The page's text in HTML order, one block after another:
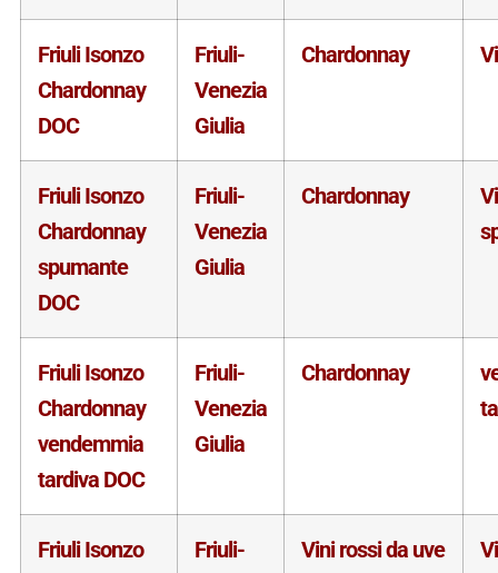
Friuli Isonzo
Chardonnay
DOC
Friuli-
Venezia
Giulia
Chardonnay
Friuli Isonzo
Chardonnay
spumante
DOC
Friuli-
Venezia
Giulia
Chardonnay
Friuli Isonzo
Chardonnay
vendemmia
tardiva DOC
Friuli-
Venezia
Giulia
Chardonnay
Friuli Isonzo
Friuli-
Vini rossi da uve